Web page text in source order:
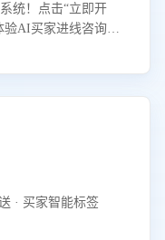
统！点击“立即开
验AI买家进线咨询真
· 买家智能标签